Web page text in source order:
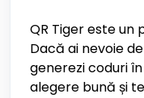
QR Tiger este un
Dacă ai nevoie
generezi coduri
alegere bună și